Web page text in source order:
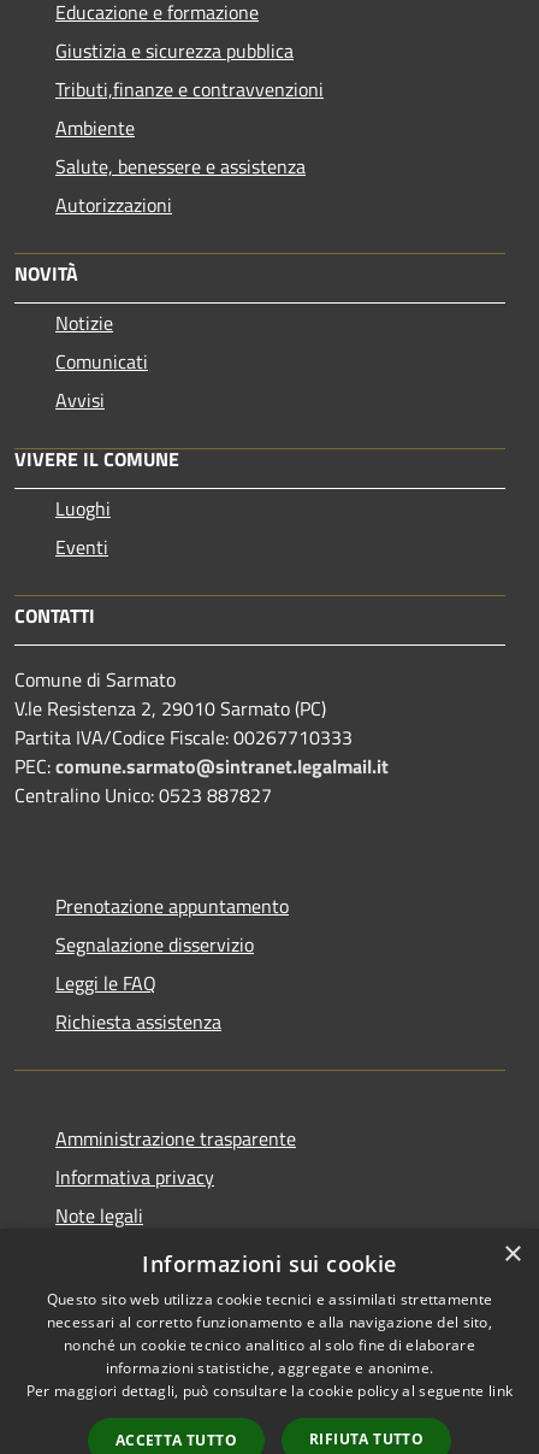
Educazione e formazione
Giustizia e sicurezza pubblica
Tributi,finanze e contravvenzioni
Ambiente
Salute, benessere e assistenza
Autorizzazioni
NOVITÀ
Notizie
Comunicati
Avvisi
VIVERE IL COMUNE
Luoghi
Eventi
CONTATTI
Comune di Sarmato
V.le Resistenza 2, 29010 Sarmato (PC)
Partita IVA/Codice Fiscale: 00267710333
PEC:comune.sarmato@sintranet.legalmail.it
Centralino Unico: 0523 887827
Prenotazione appuntamento
Segnalazione disservizio
Leggi le FAQ
Richiesta assistenza
Amministrazione trasparente
Informativa privacy
Note legali
Dichiarazione di accessibilità
Accessibilità
Copyright © 2026 • Comune di
Sarmato • Powered by
Municipium•
Accesso
×
Informazioni sui cookie
Questo sito web utilizza cookie tecnici e assimilati strettamente
necessari al corretto funzionamento e alla navigazione del sito,
nonché un cookie tecnico analitico al solo fine di elaborare
informazioni statistiche, aggregate e anonime.
Per maggiori dettagli, può consultare la cookie policy al seguente link
ACCETTA TUTTO RIFIUTA TUTTO